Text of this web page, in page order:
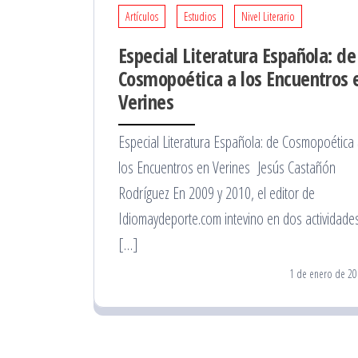
Artículos Estudios Nivel Literario
Especial Literatura Española: de
Cosmopoética a los Encuentros
Verines
Especial Literatura Española: de Cosmopoética
los Encuentros en Verines Jesús Castañón
Rodríguez En 2009 y 2010, el editor de
Idiomaydeporte.com intevino en dos
[…]
1 de enero de